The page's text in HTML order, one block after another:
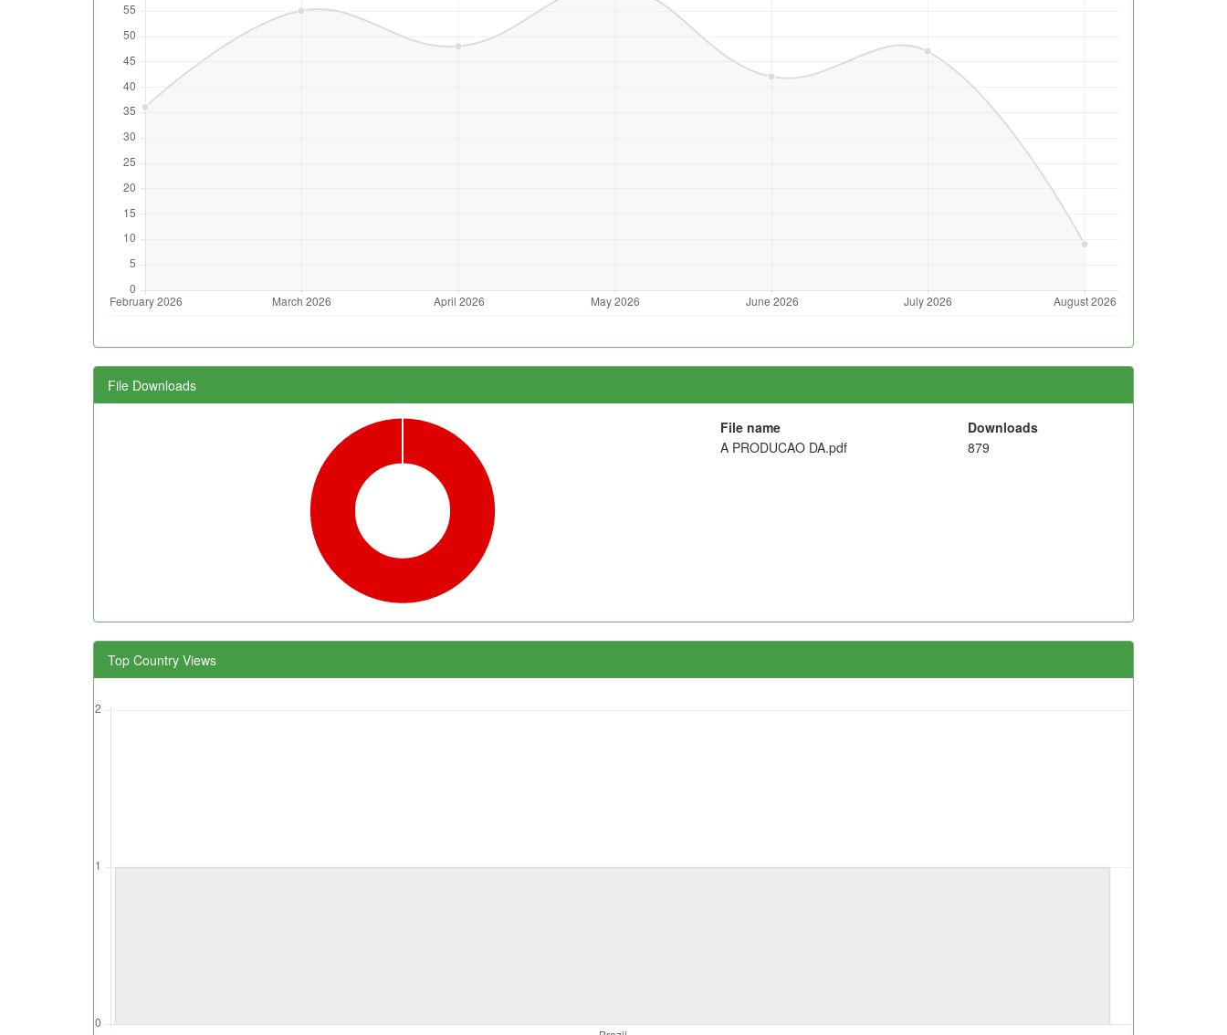
File Downloads
File name
Downloads
A PRODUCAO DA.pdf
879
Top Country Views